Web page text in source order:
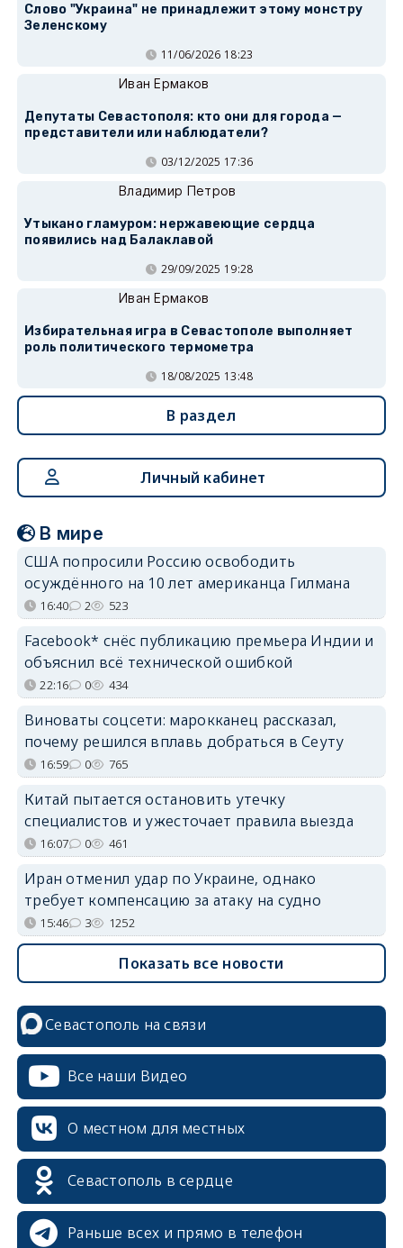
Слово "Украина" не принадлежит этому монстру
Зеленскому
11/06/2026 18:23
Иван Ермаков
Депутаты Севастополя: кто они для города —
представители или наблюдатели?
03/12/2025 17:36
Владимир Петров
Утыкано гламуром: нержавеющие сердца
появились над Балаклавой
29/09/2025 19:28
Иван Ермаков
Избирательная игра в Севастополе выполняет
роль политического термометра
18/08/2025 13:48
В раздел
Личный кабинет
В мире
США попросили Россию освободить
осуждённого на 10 лет американца Гилмана
16:40 2 523
Facebook* снёс публикацию премьера Индии и
объяснил всё технической ошибкой
22:16 0 434
Виноваты соцсети: марокканец рассказал,
почему решился вплавь добраться в Сеуту
16:59 0 765
Китай пытается остановить утечку
специалистов и ужесточает правила выезда
16:07 0 461
Иран отменил удар по Украине, однако
требует компенсацию за атаку на судно
15:46 3 1252
Показать все новости
Севастополь на связи
Все наши Видео
О местном для местных
Севастополь в сердце
Раньше всех и прямо в телефон